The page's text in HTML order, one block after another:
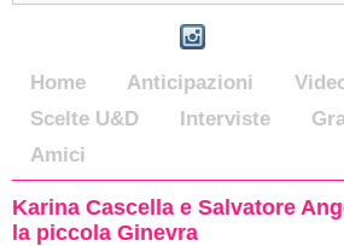
Home Anticipazioni
Scelte U&D
Interviste
Amici
Karina Cascella e Salvatore
la piccola Ginevra